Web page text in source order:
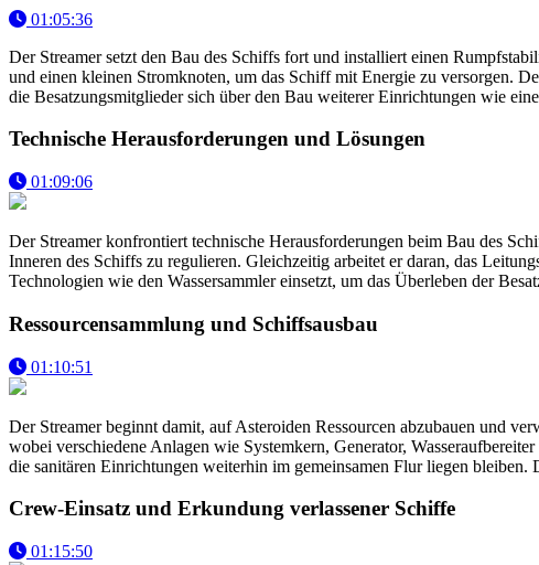
01:05:36
Der Streamer setzt den Bau des Schiffs fort und installiert einen
und einen kleinen Stromknoten, um das Schiff mit Energie zu versorgen.
die Besatzungsmitglieder sich über den Bau weiterer Einrichtungen wie
Technische Herausforderungen und Lösungen
01:09:06
Der Streamer konfrontiert technische Herausforderungen beim Bau des
Inneren des Schiffs zu regulieren. Gleichzeitig arbeitet er daran, das
Technologien wie den Wassersammler einsetzt, um das Überleben der
Ressourcensammlung und Schiffsausbau
01:10:51
Der Streamer beginnt damit, auf Asteroiden Ressourcen abzubauen und
wobei verschiedene Anlagen wie Systemkern, Generator,
die sanitären Einrichtungen weiterhin im gemeinsamen Flur liegen
Crew-Einsatz und Erkundung verlassener Schiffe
01:15:50